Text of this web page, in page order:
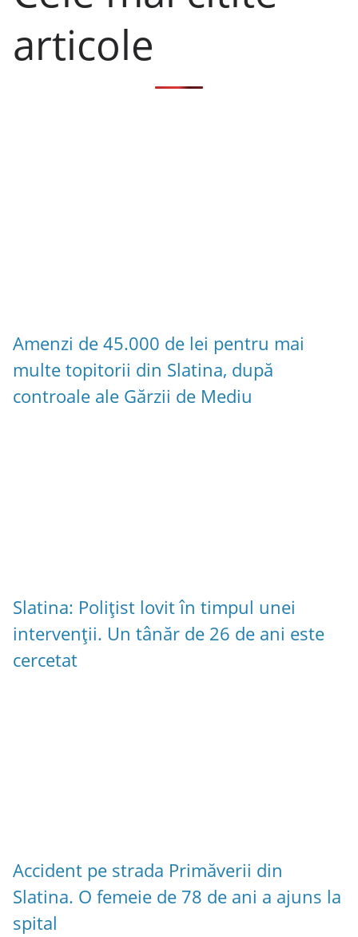
articole
Amenzi de 45.000 de lei pentru mai
multe topitorii din Slatina, după
controale ale Gărzii de Mediu
Slatina: Polițist lovit în timpul unei
intervenții. Un tânăr de 26 de ani este
cercetat
Accident pe strada Primăverii din
Slatina. O femeie de 78 de ani a ajuns la
spital